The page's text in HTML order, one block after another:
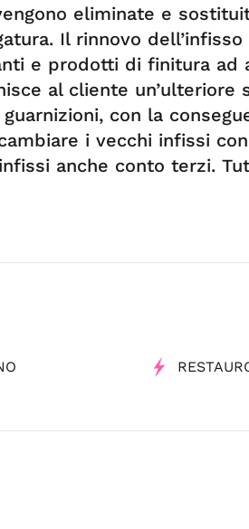
eliminate e
Il rinnovo
e prodotti di finitura ad
al cliente un’ulteriore
con la
i vecchi infissi
anche conto terzi.